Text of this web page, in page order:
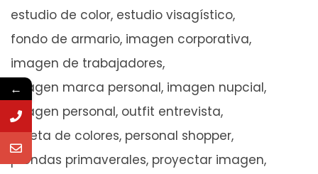
estudio de color estudio visagístico
fondo de armario imagen corporativa
imagen de trabajadores
imagen marca personal imagen nupcial
imagen personal outfit entrevista
paleta de colores personal shopper
prendas primaverales proyectar imagen
←